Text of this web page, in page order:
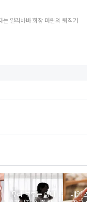
알리바바 회장 마윈의 퇴직기
우리 부부는 이미
매일 스